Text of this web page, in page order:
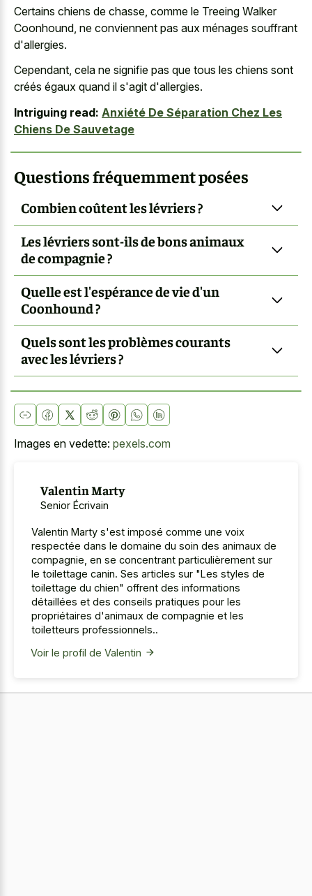
Certains chiens de chasse, comme le Treeing Walker
Coonhound, ne conviennent pas aux ménages souffrant
d'allergies.
Cependant, cela ne signifie pas que tous les chiens sont
créés égaux quand il s'agit d'allergies.
Intriguing read: Anxiété De Séparation Chez Les
Chiens De Sauvetage
Questions fréquemment posées
Combien coûtent les lévriers ?
Les lévriers sont-ils de bons animaux
de compagnie ?
Quelle est l'espérance de vie d'un
Coonhound ?
Quels sont les problèmes courants
avec les lévriers ?
Images en vedette: pexels.com
Valentin Marty
Senior Écrivain
Valentin Marty s'est imposé comme une voix
respectée dans le domaine du soin des animaux de
compagnie, en se concentrant particulièrement sur
le toilettage canin. Ses articles sur "Les styles de
toilettage du chien" offrent des informations
détaillées et des conseils pratiques pour les
propriétaires d'animaux de compagnie et les
toiletteurs professionnels..
Voir le profil de Valentin